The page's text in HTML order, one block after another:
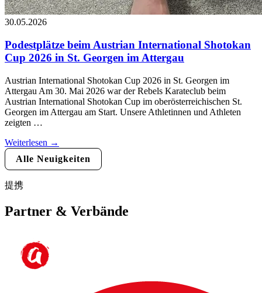
30.05.2026
Podestplätze beim Austrian International Shotokan
Cup 2026 in St. Georgen im Attergau
Austrian International Shotokan Cup 2026 in St. Georgen im
Attergau Am 30. Mai 2026 war der Rebels Karateclub beim
Austrian International Shotokan Cup im oberösterreichischen St.
Georgen im Attergau am Start. Unsere Athletinnen und Athleten
zeigten …
Weiterlesen →
Alle Neuigkeiten
提携
Partner & Verbände